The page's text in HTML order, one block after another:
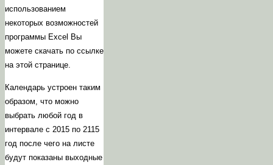
использованием
некоторых возможностей
программы Excel Вы
можете скачать по ссылке
на этой странице.
Календарь устроен таким
образом, что можно
выбрать любой год в
интервале с 2015 по 2115
год после чего на листе
будут показаны выходные